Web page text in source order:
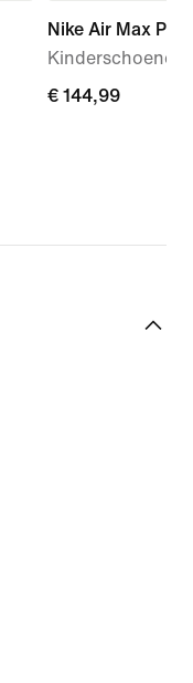
Nike Air Max Plus
Kinderschoenen
€ 144,99
€ 144,99